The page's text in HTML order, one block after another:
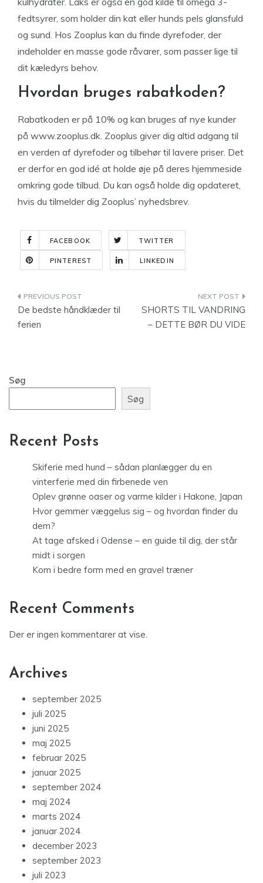
fedtsyrer, som holder din kat eller hunds pels glansfuld
og sund. Hos Zooplus kan du finde dyrefoder, der
indeholder en masse gode råvarer, som passer lige til
dit kæledyrs behov.
Hvordan bruges rabatkoden?
Rabatkoden er på 10% og kan bruges af nye kunder
på www.zooplus.dk. Zooplus giver dig altid adgang til
en verden af dyrefoder og tilbehør til lavere priser. Det
er derfor en god idé at holde øje på deres hjemmeside
omkring gode tilbud. Du kan også holde dig opdateret,
hvis du tilmelder dig Zooplus’ nyhedsbrev.
FACEBOOK TWITTER
PINTEREST LINKEDIN
Indlægsnavigation
De bedste håndklæder til
ferien
SHORTS TIL VANDRING
– DETTE BØR DU VIDE
Søg
Søg
Recent Posts
Skiferie med hund – sådan planlægger du en
vinterferie med din firbenede ven
Oplev grønne oaser og varme kilder i Hakone, Japan
Hvor gemmer væggelus sig – og hvordan finder du
dem?
At tage afsked i Odense – en guide til dig, der står
midt i sorgen
Kom i bedre form med en gravel træner
Recent Comments
Der er ingen kommentarer at vise.
Archives
september 2025
juli 2025
juni 2025
maj 2025
februar 2025
januar 2025
september 2024
maj 2024
marts 2024
januar 2024
december 2023
september 2023
juli 2023